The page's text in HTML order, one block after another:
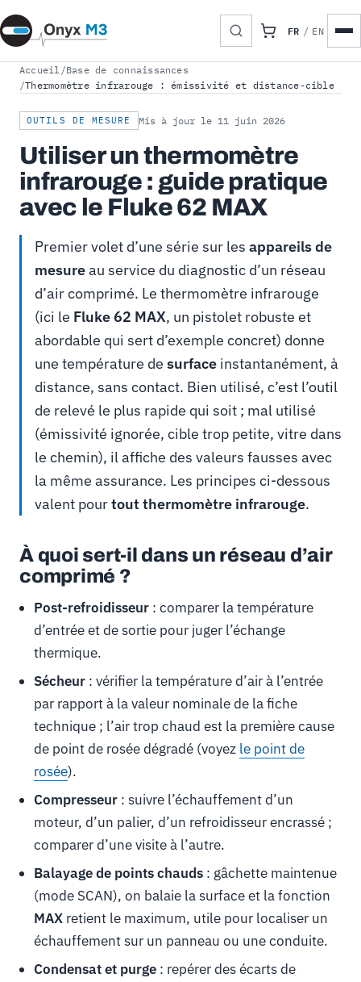
FR / EN
Accueil /Base de connaissances
/Thermomètre infrarouge : émissivité et distance-cible
OUTILS DE MESURE Mis à jour le 11 juin 2026
Utiliser un thermomètre
infrarouge : guide pratique
avec le Fluke 62 MAX
Premier volet d’une série sur les appareils de
mesureau service du diagnostic d’un réseau
d’air comprimé. Le thermomètre infrarouge
(ici le Fluke 62 MAX, un pistolet robuste et
abordable qui sert d’exemple concret) donne
une température de surface instantanément, à
distance, sans contact. Bien utilisé, c’est l’outil
de relevé le plus rapide qui soit ; mal utilisé
(émissivité ignorée, cible trop petite, vitre dans
le chemin), il affiche des valeurs fausses avec
la même assurance. Les principes ci-dessous
valent pourtout thermomètre infrarouge.
À quoi sert-il dans un réseau d’air
comprimé ?
Post-refroidisseur: comparer la température
d’entrée et de sortie pour juger l’échange
thermique.
Sécheur: vérifier la température d’air à l’entrée
par rapport à la valeur nominale de la fiche
technique ; l’air trop chaud est la première cause
de point de rosée dégradé (voyez le point de
rosée).
Compresseur: suivre l’échauffement d’un
moteur, d’un palier, d’un refroidisseur encrassé ;
comparer d’une visite à l’autre.
Balayage de points chauds: gâchette maintenue
(mode SCAN), on balaie la surface et la fonction
MAXretient le maximum, utile pour localiser un
échauffement sur un panneau ou une conduite.
Condensat et purge: repérer des écarts de